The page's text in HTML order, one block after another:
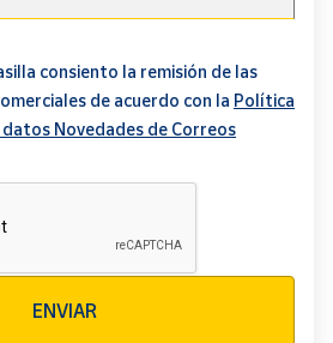
consiento la remisión de las
de acuerdo con la Política
Novedades de Correos
ENVIAR